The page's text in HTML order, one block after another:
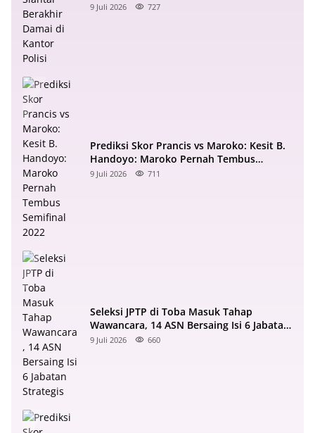
9 Juli 2026 727
Prediksi Skor Prancis vs Maroko: Kesit B.
Handoyo: Maroko Pernah Tembus
Semifinal 2022
9 Juli 2026 711
Seleksi JPTP di Toba Masuk Tahap
Wawancara, 14 ASN Bersaing Isi 6 Jabatan
Strategis
9 Juli 2026 660